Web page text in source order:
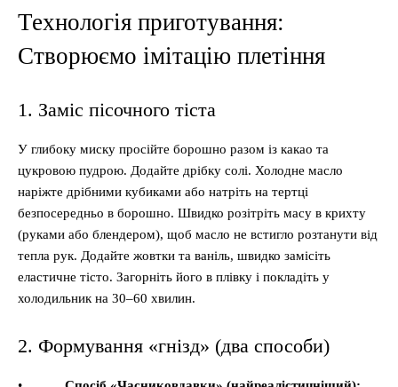
Технологія приготування:
Створюємо імітацію плетіння
1. Заміс пісочного тіста
У глибоку миску просійте борошно разом із какао та
цукровою пудрою. Додайте дрібку солі. Холодне масло
наріжте дрібними кубиками або натріть на тертці
безпосередньо в борошно. Швидко розітріть масу в крихту
(руками або блендером), щоб масло не встигло розтанути від
тепла рук. Додайте жовтки та ваніль, швидко замісіть
еластичне тісто. Загорніть його в плівку і покладіть у
холодильник на 30–60 хвилин.
2. Формування «гнізд» (два способи)